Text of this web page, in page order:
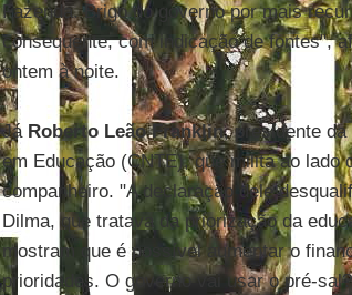
Fazenda. Brigo no governo por mais
consequente, com indicação de fontes",
ontem à noite.
Já Roberto Leão Franklin, presidente da
em Educação (CNTE), que milita ao lado
companheiro. "A declaração dele
Dilma, que tratava da priorização da
mostram que é possível aumentar o
prioridades. O governo vai usar o pré-